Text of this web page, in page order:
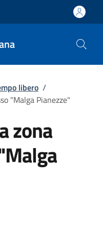
libero /
"Malga Pianezze"
zona